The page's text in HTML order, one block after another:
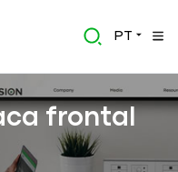
PT
frontal